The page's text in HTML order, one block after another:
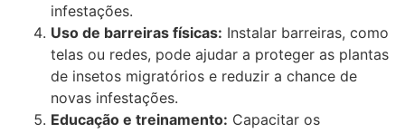
infestações.
Uso de barreiras físicas: Instalar barreiras, como
telas ou redes, pode ajudar a proteger as plantas
de insetos migratórios e reduzir a chance de
novas infestações.
Educação e treinamento: Capacitar os